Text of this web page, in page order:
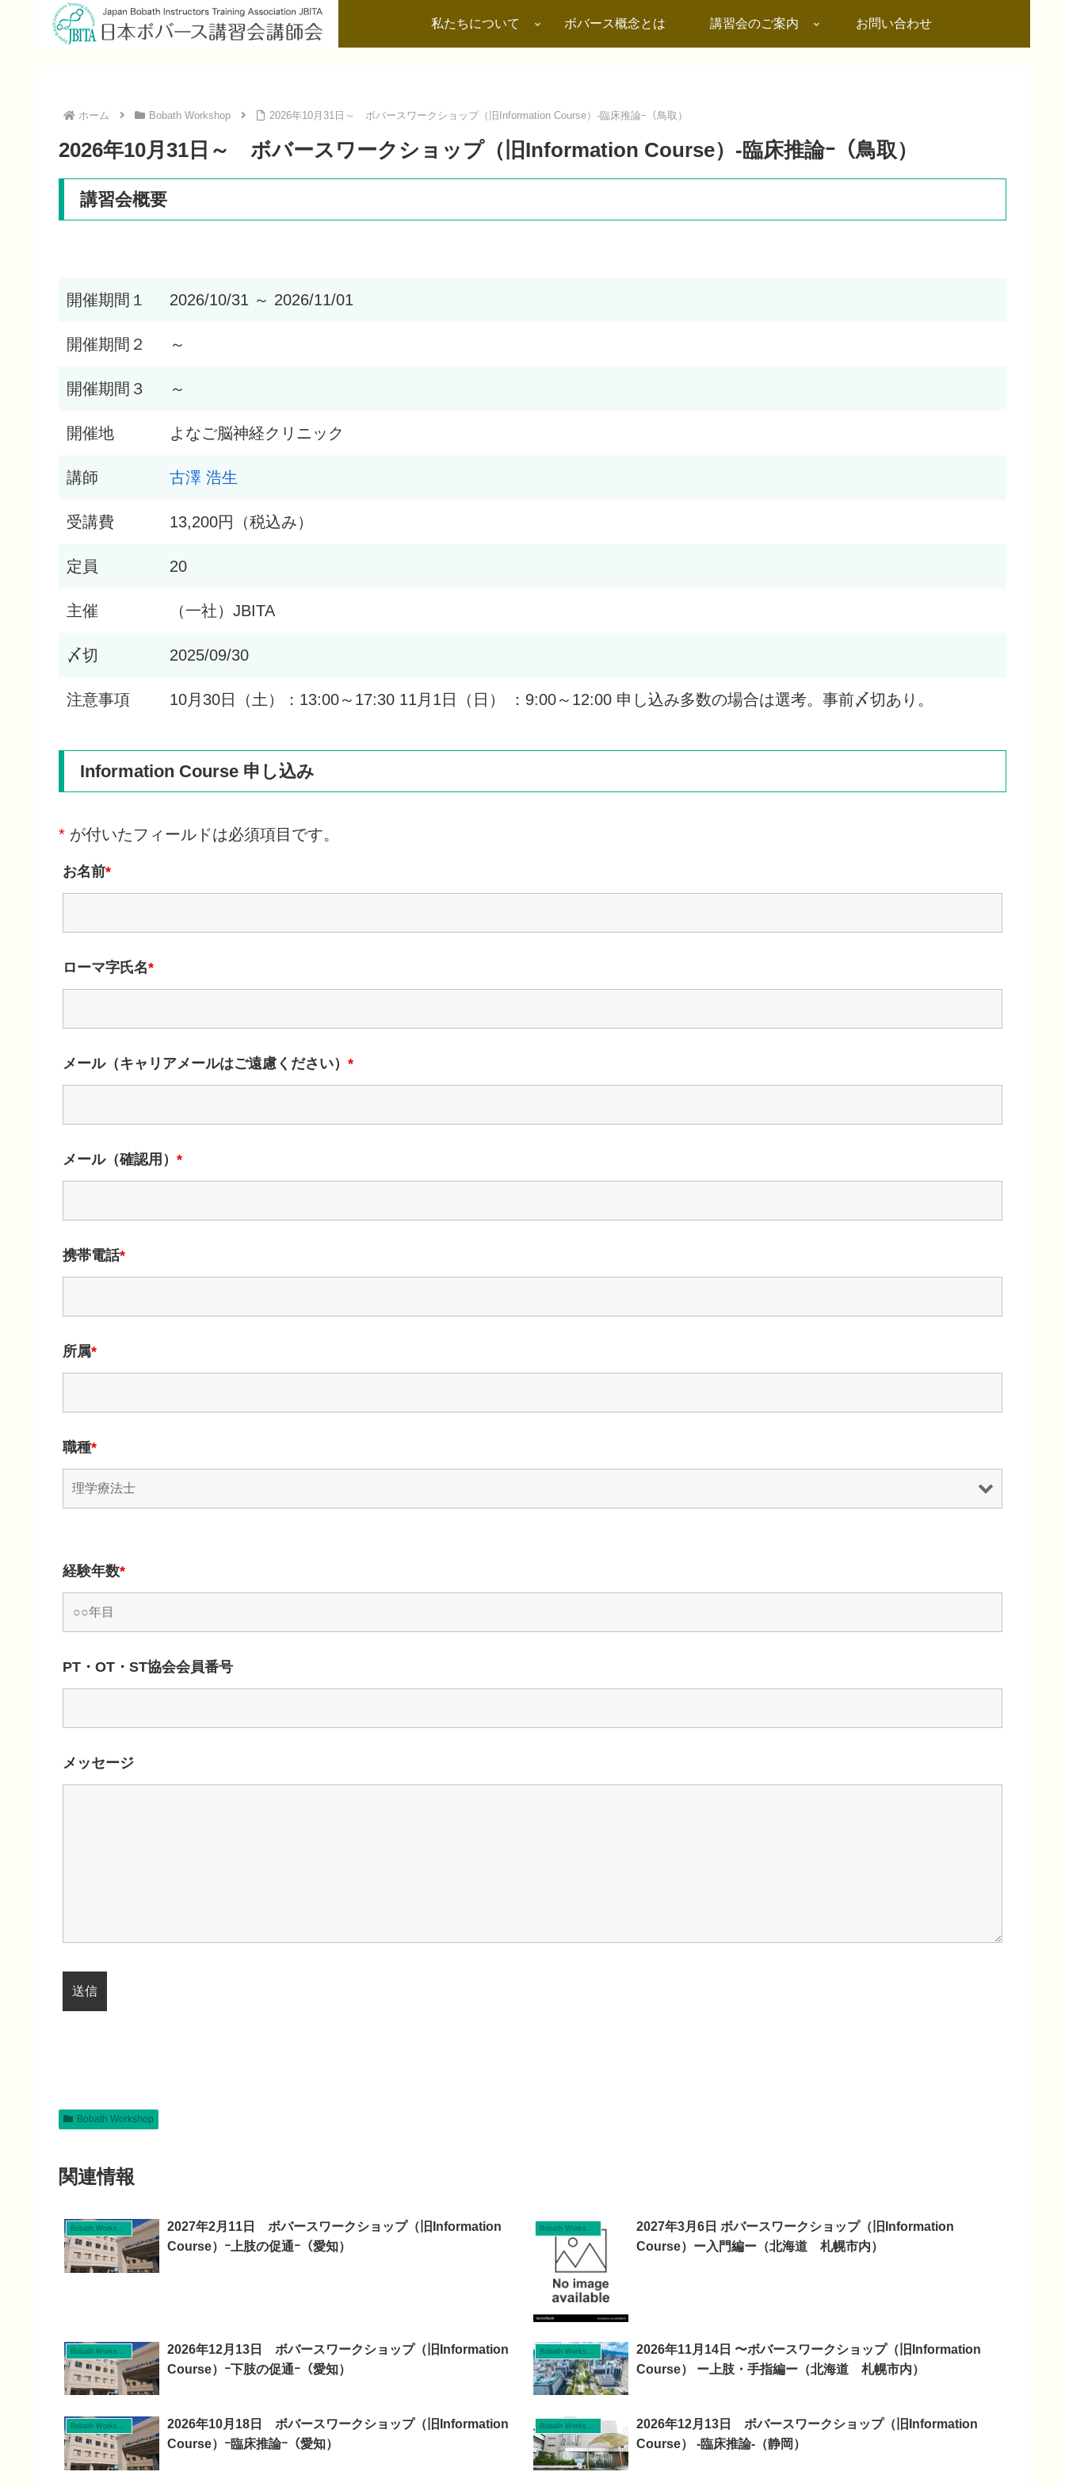
私たちについて ボバース概念とは 講習会のご案内 お問い合わせ
ホーム Bobath Workshop 2026年10月31日～ ボバースワークショップ（旧Information Course）-臨床推論ｰ（鳥取）
2026年10月31日～ ボバースワークショップ（旧Information Course）-臨床推論ｰ（鳥取）
講習会概要
開催期間１ 2026/10/31 ～ 2026/11/01
開催期間２ ～
開催期間３ ～
開催地 よなご脳神経クリニック
講師 古澤 浩生
受講費 13,200円（税込み）
定員 20
主催 （一社）JBITA
〆切 2025/09/30
注意事項 10月30日（土）：13:00～17:30 11月1日（日） ：9:00～12:00 申し込み多数の場合は選考。事前〆切あり。
Information Course 申し込み
* が付いたフィールドは必須項目です。
お名前*
ローマ字氏名*
メール（キャリアメールはご遠慮ください） *
メール（確認用） *
携帯電話*
所属*
職種*
経験年数*
PT・OT・ST協会会員番号
メッセージ
Bobath Workshop
関連情報
Bobath Workshop
2027年2月11日 ボバースワークショップ（旧Information
Course）ｰ上肢の促通ｰ（愛知）
Bobath Workshop
2027年3月6日 ボバースワークショップ（旧Information
Course）ー入門編ー（北海道 札幌市内）
Bobath Workshop
2026年12月13日 ボバースワークショップ（旧Information
Course）ｰ下肢の促通ｰ（愛知）
Bobath Workshop
2026年11月14日 〜ボバースワークショップ（旧Information
Course） ー上肢・手指編ー（北海道 札幌市内）
Bobath Workshop
2026年10月18日 ボバースワークショップ（旧Information
Course）ｰ臨床推論ｰ（愛知）
Bobath Workshop
2026年12月13日 ボバースワークショップ（旧Information
Course） -臨床推論-（静岡）